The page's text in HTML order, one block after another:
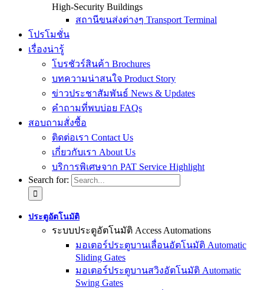
High-Security Buildings
สถานีขนส่งต่างๆ Transport Terminal
โปรโมชั่น
เรื่องน่ารู้
โบรชัวร์สินค้า Brochures
บทความน่าสนใจ Product Story
ข่าวประชาสัมพันธ์ News & Updates
คำถามที่พบบ่อย FAQs
สอบถามสั่งซื้อ
ติดต่อเรา Contact Us
เกี่ยวกับเรา About Us
บริการพิเศษจาก PAT Service Highlight
Search for:
ประตูอัตโนมัติ
ระบบประตูอัตโนมัติ Access Automations
มอเตอร์ประตูบานเลื่อนอัตโนมัติ Automatic
Sliding Gates
มอเตอร์ประตูบานสวิงอัตโนมัติ Automatic
Swing Gates